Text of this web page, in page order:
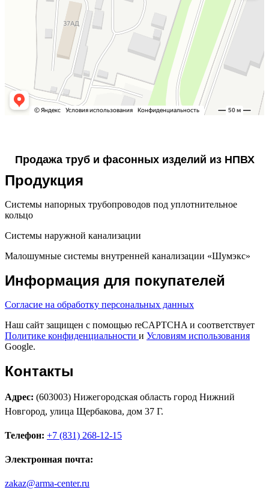
Продажа труб и фасонных изделий из НПВХ
Продукция
Системы напорных трубопроводов под уплотнительное
кольцо
Системы наружной канализации
Малошумные системы внутренней канализации «Шумэкс»
Информация для покупателей
Согласие на обработку персональных данных
Наш сайт защищен с помощью reCAPTCHA и соответствует
Политике конфиденциальности и Условиям использования
Google.
Контакты
Адрес: (603003) Нижегородская область город Нижний
Новгород, улица Щербакова, дом 37 Г.
Телефон: +7 (831) 268-12-15
Электронная почта:
zakaz@arma-center.ru